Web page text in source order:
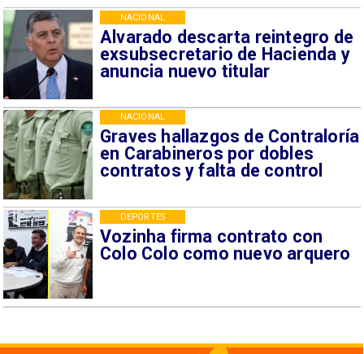
Alvarado descarta reintegro de
exsubsecretario de Hacienda y
anuncia nuevo titular
NACIONAL
Graves hallazgos de Contraloría
en Carabineros por dobles
contratos y falta de control
NACIONAL
Vozinha firma contrato con
Colo Colo como nuevo arquero
DEPORTES